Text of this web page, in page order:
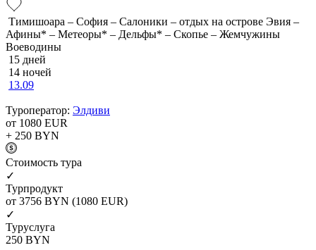
Тимишоара – София – Салоники – отдых на острове Эвия –
Афины* – Метеоры* – Дельфы* – Скопье – Жемчужины
Воеводины
15 дней
14 ночей
13.09
Туроператор: Элдиви
от 1080 EUR
+ 250 BYN
Cтоимость тура
✓
Турпродукт
от 3756 BYN (1080 EUR)
✓
Туруслуга
250 BYN